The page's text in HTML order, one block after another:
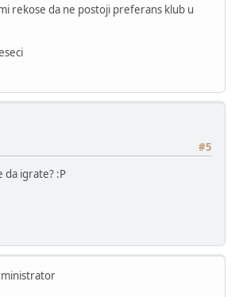
rekose da ne postoji preferans klub u
#5
da igrate? :P